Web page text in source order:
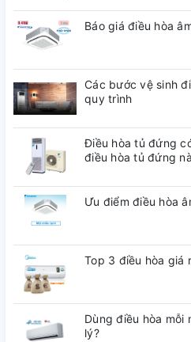
Báo giá điều hòa
Các bước vệ sinh
quy trình
Điều hòa tủ đứng
điều hòa tủ đứng
Ưu điểm điều hòa
Top 3 điều hòa giá
Dùng điều hòa mỗi
lý?